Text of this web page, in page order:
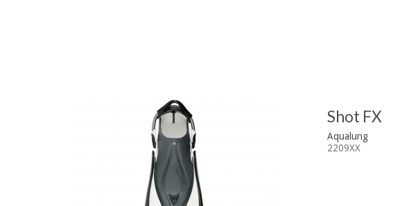
Shot FX
Aqualung
2209XX